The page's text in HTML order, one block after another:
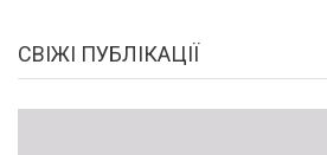
СВІЖІ ПУБЛІКАЦІЇ